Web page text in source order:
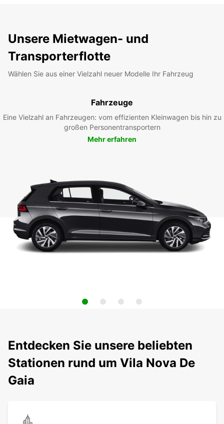
Unsere Mietwagen- und
Transporterflotte
Wählen Sie aus einer Vielzahl neuer Modelle Ihr Fahrzeug
Fahrzeuge
Eine Vielzahl an Fahrzeugen: vom effizienten Kleinwagen bis hin zu
großen Personentransportern
Mehr erfahren
Entdecken Sie unsere beliebten
Stationen rund um Vila Nova De
Gaia